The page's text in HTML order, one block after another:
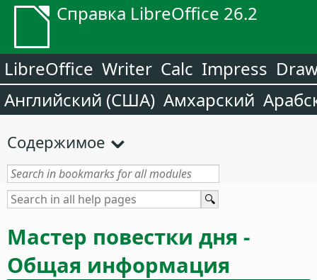
Справка LibreOffice 26.2
LibreOffice Writer Calc Impress
Английский (США) Амхарский
Содержимое
Мастер повестки дня -
Общая информация